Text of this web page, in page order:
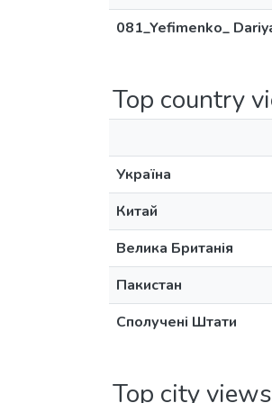
081_Yefimenko_
Top country
Україна
Китай
Велика Британія
Пакистан
Сполучені Штати
Top city views